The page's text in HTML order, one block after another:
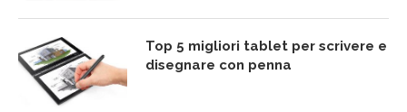
Top 5 migliori tablet per scrivere e
disegnare con penna